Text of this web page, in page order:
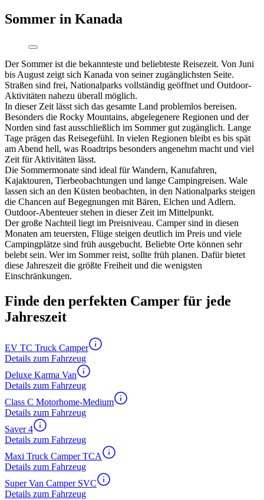
Sommer in Kanada
Der Sommer ist die bekannteste und beliebteste Reisezeit. Von Juni
bis August zeigt sich Kanada von seiner zugänglichsten Seite.
Straßen sind frei, Nationalparks vollständig geöffnet und Outdoor-
Aktivitäten nahezu überall möglich.
In dieser Zeit lässt sich das gesamte Land problemlos bereisen.
Besonders die Rocky Mountains, abgelegenere Regionen und der
Norden sind fast ausschließlich im Sommer gut zugänglich. Lange
Tage prägen das Reisegefühl. In vielen Regionen bleibt es bis spät
am Abend hell, was Roadtrips besonders angenehm macht und viel
Zeit für Aktivitäten lässt.
Die Sommermonate sind ideal für Wandern, Kanufahren,
Kajaktouren, Tierbeobachtungen und lange Campingreisen. Wale
lassen sich an den Küsten beobachten, in den Nationalparks steigen
die Chancen auf Begegnungen mit Bären, Elchen und Adlern.
Outdoor-Abenteuer stehen in dieser Zeit im Mittelpunkt.
Der große Nachteil liegt im Preisniveau. Camper sind in diesen
Monaten am teuersten, Flüge steigen deutlich im Preis und viele
Campingplätze sind früh ausgebucht. Beliebte Orte können sehr
belebt sein. Wer im Sommer reist, sollte früh planen. Dafür bietet
diese Jahreszeit die größte Freiheit und die wenigsten
Einschränkungen.
Finde den perfekten Camper für jede
Jahreszeit
EV TC Truck Camper
Details zum Fahrzeug
Deluxe Karma Van
Details zum Fahrzeug
Class C Motorhome-Medium
Details zum Fahrzeug
Saver 4
Details zum Fahrzeug
Maxi Truck Camper TCA
Details zum Fahrzeug
Super Van Camper SVC
Details zum Fahrzeug